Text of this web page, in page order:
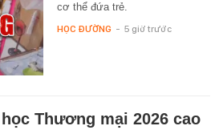
cơ thể đứa trẻ.
HỌC ĐƯỜNG - 5 giờ trước
Thương mại 2026 cao